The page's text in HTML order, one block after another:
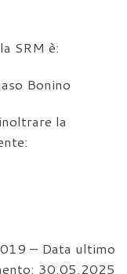
SRM è:
Bonino
la
– Data ultimo
30.05.2025